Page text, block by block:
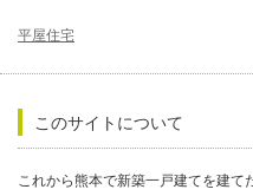
平屋住宅
このサイトについて
これから熊本で新築一戸建てを建て